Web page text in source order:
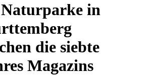
Naturparke in
die siebte
Magazins